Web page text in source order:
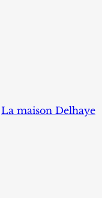
La maison Delhaye